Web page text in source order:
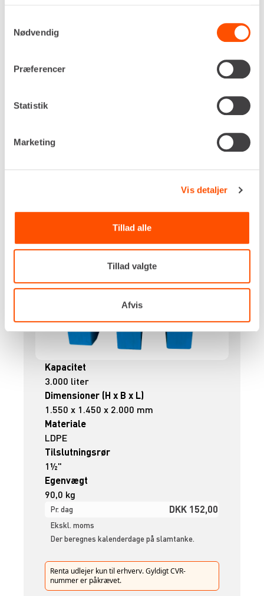
Nødvendig
Præferencer
Statistik
Marketing
Vis detaljer
Tillad alle
Tillad valgte
Afvis
Ekskl. moms
Renta udlejer kun til erhverv. Gyldigt CVR-
Kapacitet
3.000 liter
Dimensioner (H x B x L)
1.550 x 1.450 x 2.000 mm
Materiale
LDPE
Tilslutningsrør
1½"
Egenvægt
90,0 kg
Pr. dag DKK 152,00
Ekskl. moms
Der beregnes kalenderdage på slamtanke.
Renta udlejer kun til erhverv. Gyldigt CVR-
nummer er påkrævet.